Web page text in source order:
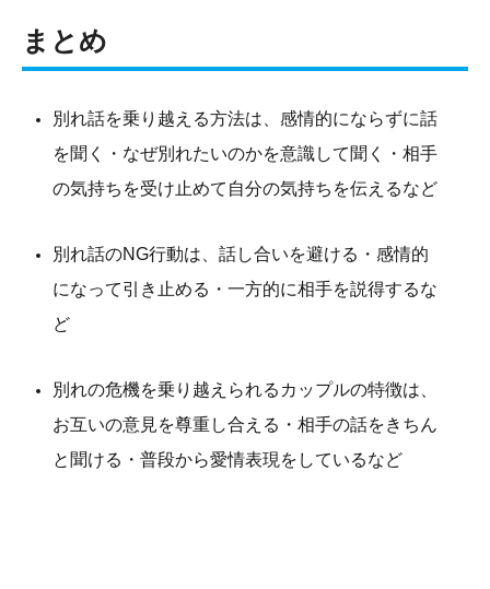
まとめ
別れ話を乗り越える方法は、感情的にならずに話
を聞く・なぜ別れたいのかを意識して聞く・相手
の気持ちを受け止めて自分の気持ちを伝えるなど
別れ話のNG行動は、話し合いを避ける・感情的
になって引き止める・一方的に相手を説得するな
ど
別れの危機を乗り越えられるカップルの特徴は、
お互いの意見を尊重し合える・相手の話をきちん
と聞ける・普段から愛情表現をしているなど